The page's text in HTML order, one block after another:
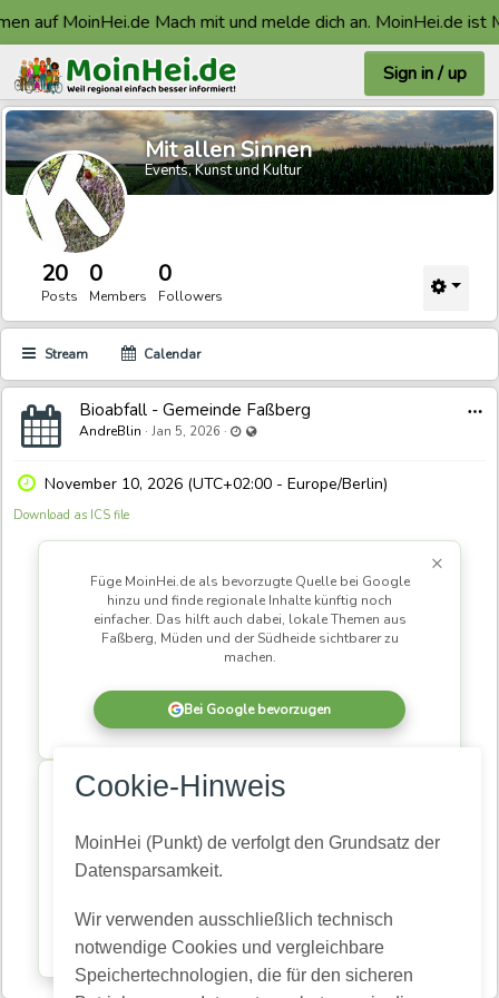
Cookie-Hinweis
MoinHei (Punkt) de verfolgt den Grundsatz der
Datensparsamkeit.
Wir verwenden ausschließlich technisch
notwendige Cookies und vergleichbare
Speichertechnologien, die für den sicheren
auf MoinHei.de Mach mit und melde dich an. MoinHei.de
Sign in / up
Mit allen Sinnen
Events, Kunst und Kultur
20
Posts
0
Members
0
Followers
Stream Calendar
Bioabfall - Gemeinde Faßberg
AndreBlin ·Jan 5, 2026 · Last updated Jan 5, 2026 - 12:07 PM
November 10, 2026 (UTC+02:00 - Europe/Berlin)
Download as ICS file
×
Füge MoinHei.de als bevorzugte Quelle bei Google
hinzu und finde regionale Inhalte künftig noch
einfacher. Das hilft auch dabei, lokale Themen aus
Faßberg, Müden und der Südheide sichtbarer zu
machen.
Bei Google bevorzugen
MoinHei.de betreibe ich kostenlos, damit regionale
alle zugänglich bleiben. Damit daraus eine
lebendige Community wird, braucht es Menschen,
die mitlesen und mitmachen.
Kostenlos registrieren